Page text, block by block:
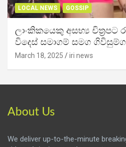
LOCAL NEWS GOSSIP
ලාංකිකයෙකු අසභ්‍ය චිත්‍රපට
විදෙස් සමාගම් සමග
March 18, 2025 iri news
About Us
We deliver up-to-the-minute